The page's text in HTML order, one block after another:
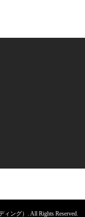
ング）. All Rights Reserved.